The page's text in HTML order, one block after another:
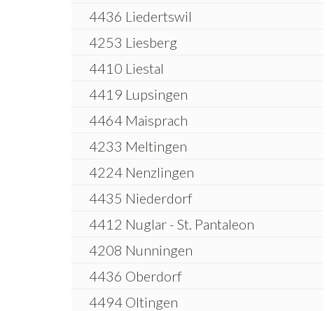
4436 Liedertswil
4253 Liesberg
4410 Liestal
4419 Lupsingen
4464 Maisprach
4233 Meltingen
4224 Nenzlingen
4435 Niederdorf
4412 Nuglar - St. Pantaleon
4208 Nunningen
4436 Oberdorf
4494 Oltingen